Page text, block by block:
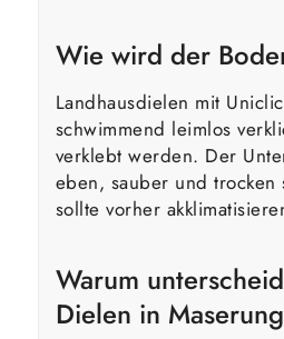
Wie wird der
Landhausdielen mit
schwimmend leimlos
verklebt werden. Der
eben, sauber und trocken
sollte vorher
Warum
Dielen in